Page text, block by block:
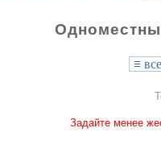
≡
Задайте менее